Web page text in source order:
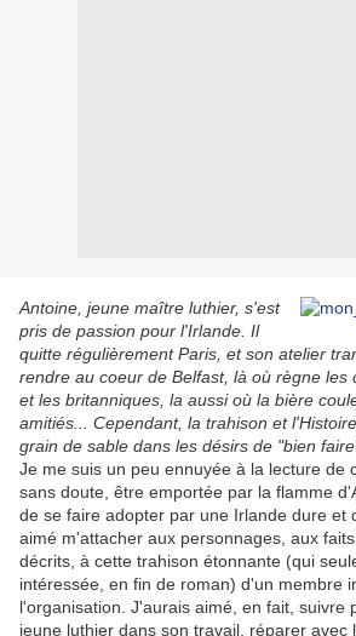
Antoine, jeune maître luthier, s'est
pris de passion pour l'Irlande. Il
quitte régulièrement Paris, et son atelier
rendre au coeur de Belfast, là où règne les
et les britanniques, la aussi où la bière
amitiés... Cependant, la trahison et
grain de sable dans les désirs de "bien
Je me suis un peu ennuyée à la lecture de
sans doute, être emportée par la flamme
de se faire adopter par une Irlande dure et
aimé m'attacher aux personnages, aux
décrits, à cette trahison étonnante (qui
intéressée, en fin de roman) d'un membre
l'organisation. J'aurais aimé, en fait, suivre
jeune luthier dans son travail, réparer avec